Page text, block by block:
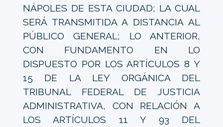
NÁPOLES DE ESTA CIUDAD; LA CUAL
SERÁ TRANSMITIDA A DISTANCIA AL
PÚBLICO GENERAL; LO ANTERIOR,
CON FUNDAMENTO EN LO
DISPUESTO POR LOS ARTÍCULOS 8 Y
15 DE LA LEY ORGÁNICA DEL
TRIBUNAL FEDERAL DE JUSTICIA
ADMINISTRATIVA, CON RELACIÓN A
LOS ARTÍCULOS 11 Y 93 DEL